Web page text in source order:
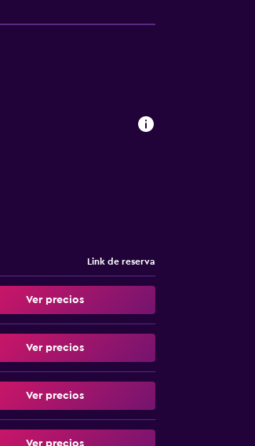
Link de reserva
Ver precios
Ver precios
Ver precios
Ver precios